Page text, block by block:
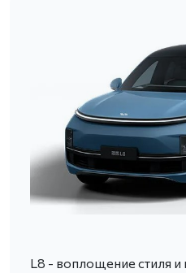
L8 - воплощение стиля и